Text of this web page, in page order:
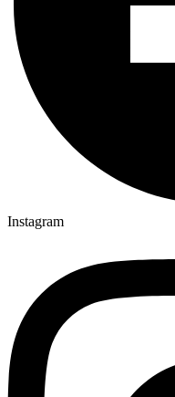
Instagram